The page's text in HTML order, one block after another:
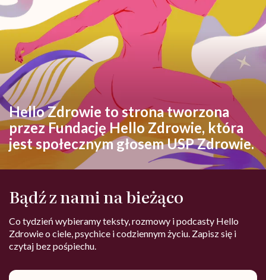
Hello Zdrowie to strona tworzona
przez Fundację Hello Zdrowie, która
jest społecznym głosem USP Zdrowie.
Bądź z nami na bieżąco
Co tydzień wybieramy teksty, rozmowy i podcasty Hello
Zdrowie o ciele, psychice i codziennym życiu. Zapisz się i
czytaj bez pośpiechu.
Adres